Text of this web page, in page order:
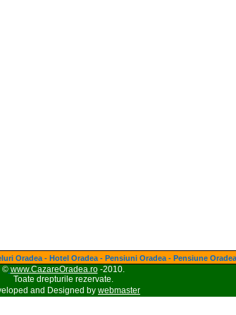
Oradea - Hotel Oradea - Pensiuni Oradea - Pensiune Oradea
© www.CazareOradea.ro-2010.
Toate drepturile rezervate.
and Designed by webmaster